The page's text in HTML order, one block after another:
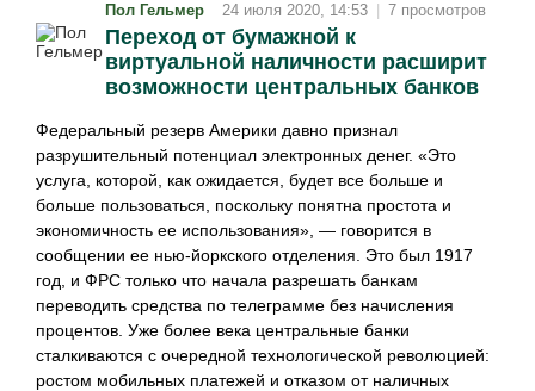
Пол Гельмер 24 июля 2020, 14:53 7 просмотров
Переход от бумажной к
виртуальной наличности расширит
возможности центральных банков
Федеральный резерв Америки давно признал
разрушительный потенциал электронных денег. «Это
услуга, которой, как ожидается, будет все больше и
больше пользоваться, поскольку понятна простота и
экономичность ее использования», — говорится в
сообщении ее нью-йоркского отделения. Это был 1917
год, и ФРС только что начала разрешать банкам
переводить средства по телеграмме без начисления
процентов. Уже более века центральные банки
сталкиваются с очередной технологической революцией:
ростом мобильных платежей и отказом от наличных